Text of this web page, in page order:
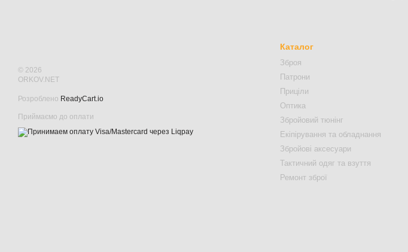
© 2026
ORKOV.NET
Розроблено ReadyCart.io
Приймаємо до оплати
Каталог
Зброя
Патрони
Приціли
Оптика
Збройовий тюнінг
Екіпірування та обладнання
Збройові аксесуари
Тактичний одяг та взуття
Ремонт зброї